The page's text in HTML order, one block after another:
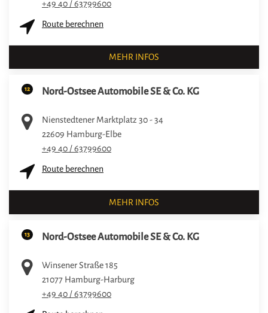
+49 40 / 63799600
Route berechnen
MEHR INFOS
12 Nord-Ostsee Automobile SE & Co. KG
Nienstedtener Marktplatz 30 - 34
22609 Hamburg-Elbe
+49 40 / 63799600
Route berechnen
MEHR INFOS
13 Nord-Ostsee Automobile SE & Co. KG
Winsener Straße 185
21077 Hamburg-Harburg
+49 40 / 63799600